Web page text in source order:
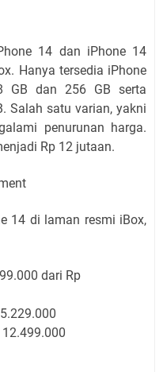
14 dan iPhone 14
Hanya tersedia iPhone
GB dan 256 GB serta
Salah satu varian, yakni
penurunan harga.
Rp 12 jutaan.
14 di laman resmi iBox,
dari Rp
12.499.000